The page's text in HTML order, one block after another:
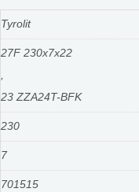
Tyrolit
27F 230x7x22
,
23 ZZA24T-BFK
230
7
701515